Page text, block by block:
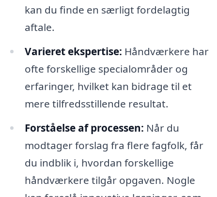
kan du finde en særligt fordelagtig
aftale.
Varieret ekspertise: Håndværkere har
ofte forskellige specialområder og
erfaringer, hvilket kan bidrage til et
mere tilfredsstillende resultat.
Forståelse af processen: Når du
modtager forslag fra flere fagfolk, får
du indblik i, hvordan forskellige
håndværkere tilgår opgaven. Nogle